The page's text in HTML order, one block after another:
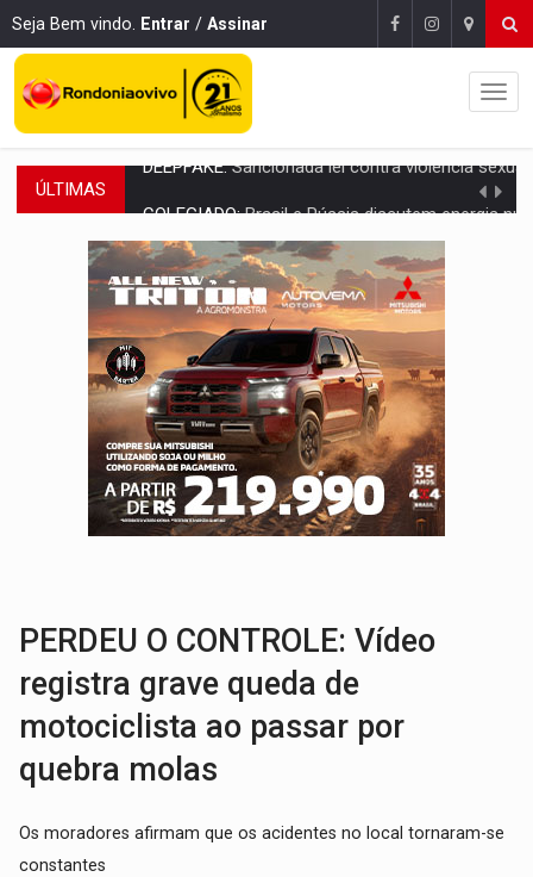
Seja Bem vindo. Entrar / Assinar
ÚLTIMAS Brasil e Rússia discutem energia nuclear, defesa e
URGENTE:Colisão entre caminhão e carro deixa quatro mortos e um em
ENCONTRO:Amazônia Negra ganha projeção nacional com participação de
PREVISÃO:Porto Velho tem chances de chuvas isoladas nesta
SINDICATOS UNIDOS:Assembleia Geral delibera greve da educação
PROCESSO SELETIVO:Rondoniaovivo abre oficina de Comunicação com
AGOSTO LILÁS:MPRO lança de portal e promove reflexão sobre trajetória da
REGULARIZAÇÃO:Refis 2026 segue até o fim do ano para
PERDEU O CONTROLE: Vídeo
registra grave queda de
motociclista ao passar por
quebra molas
Os moradores afirmam que os acidentes no local tornaram-se
constantes